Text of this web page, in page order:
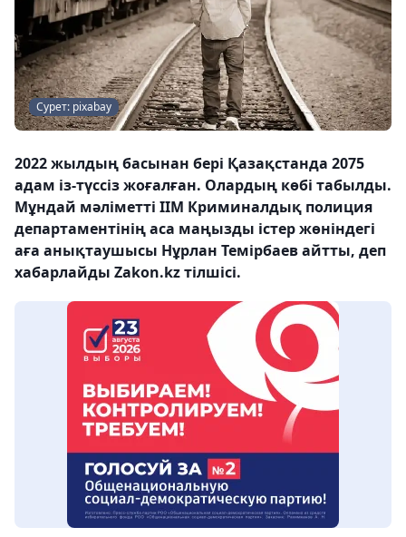
Сурет: pixabay
2022 жылдың басынан бері Қазақстанда 2075
адам із-түссіз жоғалған. Олардың көбі табылды.
Мұндай мәліметті ІІМ Криминалдық полиция
департаментінің аса маңызды істер жөніндегі
аға анықтаушысы Нұрлан Темірбаев айтты, деп
хабарлайды Zakon.kz тілшісі.